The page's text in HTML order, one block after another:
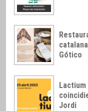
Gótico
Jordi